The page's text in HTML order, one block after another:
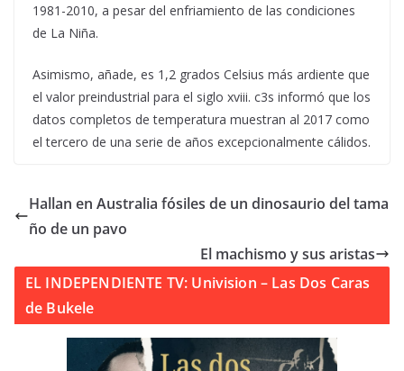
1981-2010, a pesar del enfriamiento de las condiciones
de La Niña.
Asimismo, añade, es 1,2 grados Celsius más ardiente que
el valor preindustrial para el siglo xviii. c3s informó que los
datos completos de temperatura muestran al 2017 como
el tercero de una serie de años excepcionalmente cálidos.
Hallan en Australia fósiles de un dinosaurio del tama
ño de un pavo
El machismo y sus aristas
EL INDEPENDIENTE TV: Univision – Las Dos Caras
de Bukele